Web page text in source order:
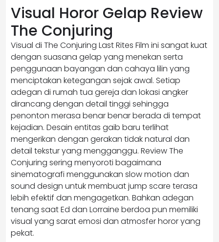
Visual Horor Gelap Review
The Conjuring
Visual di The Conjuring Last Rites Film ini sangat kuat
dengan suasana gelap yang menekan serta
penggunaan bayangan dan cahaya lilin yang
menciptakan ketegangan sejak awal. Setiap
adegan di rumah tua gereja dan lokasi angker
dirancang dengan detail tinggi sehingga
penonton merasa benar benar berada di tempat
kejadian. Desain entitas gaib baru terlihat
mengerikan dengan gerakan tidak natural dan
detail tekstur yang mengganggu. Review The
Conjuring sering menyoroti bagaimana
sinematografi menggunakan slow motion dan
sound design untuk membuat jump scare terasa
lebih efektif dan mengagetkan. Bahkan adegan
tenang saat Ed dan Lorraine berdoa pun memiliki
visual yang sarat emosi dan atmosfer horor yang
pekat.